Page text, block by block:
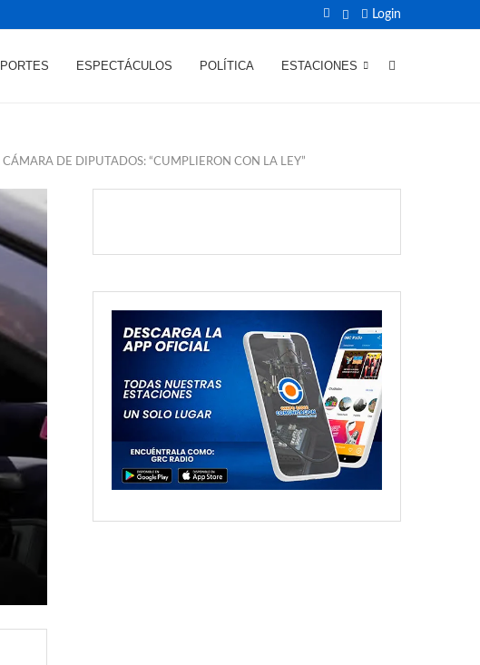
Login
ESPECTÁCULOS POLÍTICA ESTACIONES
DE DIPUTADOS: “CUMPLIERON CON LA LEY”